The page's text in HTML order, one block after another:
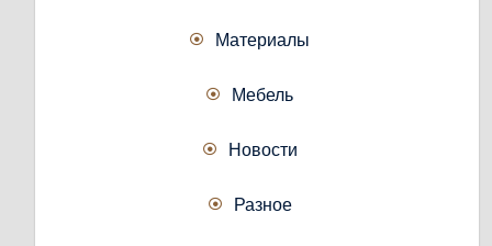
Материалы
Мебель
Новости
Разное